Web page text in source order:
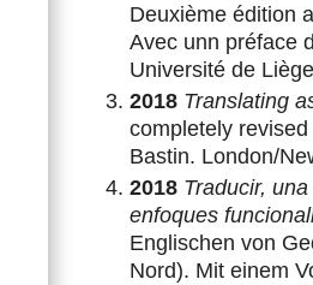
Deuxième édition
Avec unn préface
Université de
2018 Translating
completely
Bastin. London/
2018 Traducir,
enfoques
Englischen von
Nord). Mit einem